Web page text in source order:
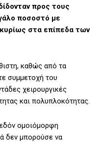
προς τους
ποσοστό με
στα επίπεδα των
καθώς από τα
συμμετοχή του
χειρουργικές
και πολυπλοκότητας.
ομοιόμορφη
δεν μπορούσε να